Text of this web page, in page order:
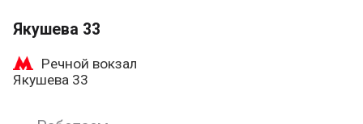
Якушева 33
Речной вокзал
Якушева 33